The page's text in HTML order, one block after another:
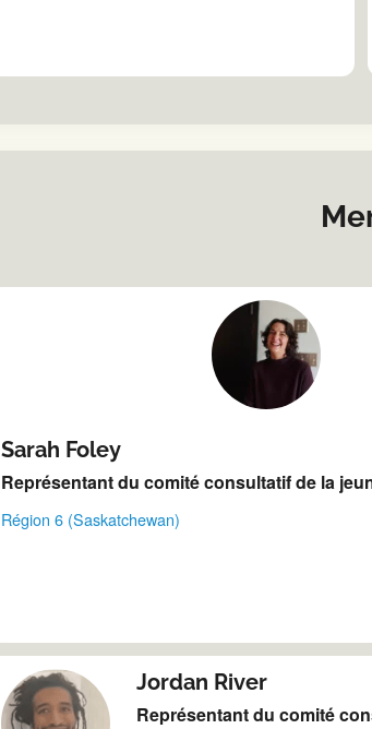
Sarah Foley
Représentant du comité consultatif de la
Région 6 (Saskatchewan)
Jordan River
Représentant du comité